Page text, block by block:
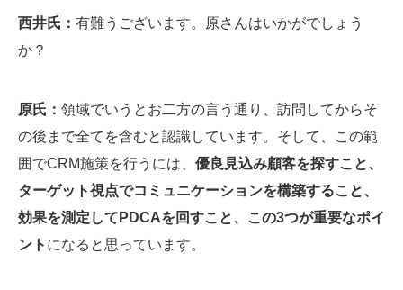
西井氏： 有難うございます。原さんはいかがでしょう
か？
原氏： 領域でいうとお二方の言う通り、訪問してからそ
の後まで全てを含むと認識しています。そして、この範
囲でCRM施策を行うには、 優良見込み顧客を探すこと、
ターゲット視点でコミュニケーションを構築すること、
効果を測定してPDCAを回すこと、この3つが重要なポイ
ント になると思っています。